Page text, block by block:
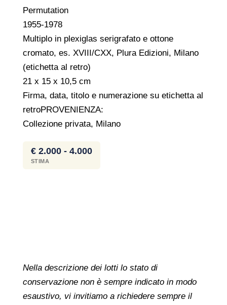
Permutation
1955-1978
Multiplo in plexiglas serigrafato e ottone
cromato, es. XVIII/CXX, Plura Edizioni, Milano
(etichetta al retro)
21 x 15 x 10,5 cm
Firma, data, titolo e numerazione su etichetta al
retroPROVENIENZA:
Collezione privata, Milano
€ 2.000 - 4.000
STIMA
Nella descrizione dei lotti lo stato di
conservazione non è sempre indicato in modo
esaustivo, vi invitiamo a richiedere sempre il